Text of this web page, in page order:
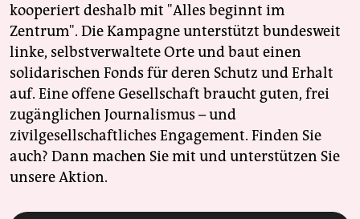
kooperiert deshalb mit "Alles beginnt im
Zentrum". Die Kampagne unterstützt bundesweit
linke, selbstverwaltete Orte und baut einen
solidarischen Fonds für deren Schutz und Erhalt
auf. Eine offene Gesellschaft braucht guten, frei
zugänglichen Journalismus – und
zivilgesellschaftliches Engagement. Finden Sie
auch? Dann machen Sie mit und unterstützen Sie
unsere Aktion.